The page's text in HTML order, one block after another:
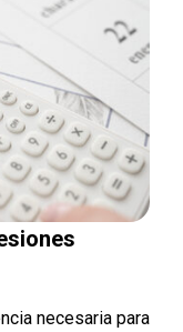
necesaria para